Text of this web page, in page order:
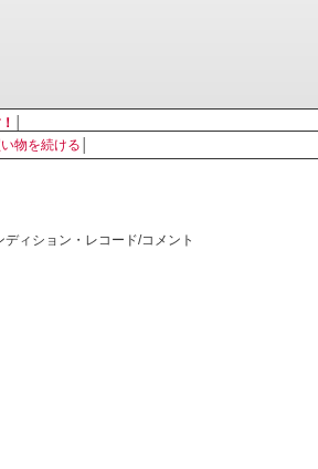
物を続ける
ィション・レコード/コメント